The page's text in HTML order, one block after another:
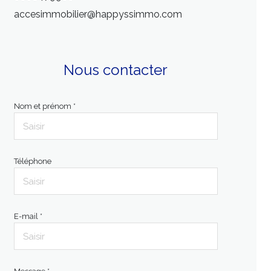
accesimmobilier@happyssimmo.com
Nous contacter
Nom et prénom *
Téléphone
E-mail *